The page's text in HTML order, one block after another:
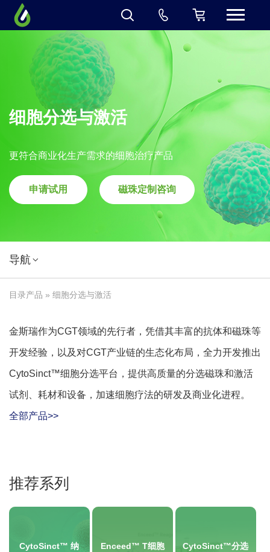
细胞分选与激活
更符合商业化生产需求的细胞治疗产品
申请试用 磁珠定制咨询
导航
目录产品 » 细胞分选与激活
金斯瑞作为CGT领域的先行者，凭借其丰富的抗体和磁珠等
开发经验，以及对CGT产业链的生态化布局，全力开发推出
CytoSinct™细胞分选平台，提供高质量的分选磁珠和激活
试剂、耗材和设备，加速细胞疗法的研发及商业化进程。
全部产品>>
推荐系列
CytoSinct™ 纳
Enceed™ T细胞
CytoSinct™分选